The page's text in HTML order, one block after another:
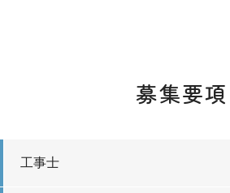
募集要項
工事士